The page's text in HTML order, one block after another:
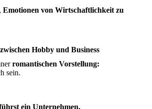
Emotionen von Wirtschaftlichkeit zu
Hobby und Business
romantischen Vorstellung:
sein.
ein Unternehmen.